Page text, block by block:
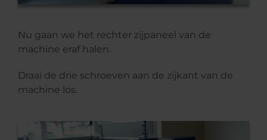
Nu gaan we het rechter zijpaneel van de
machine eraf halen.
Draai de drie schroeven aan de zijkant van de
machine los.